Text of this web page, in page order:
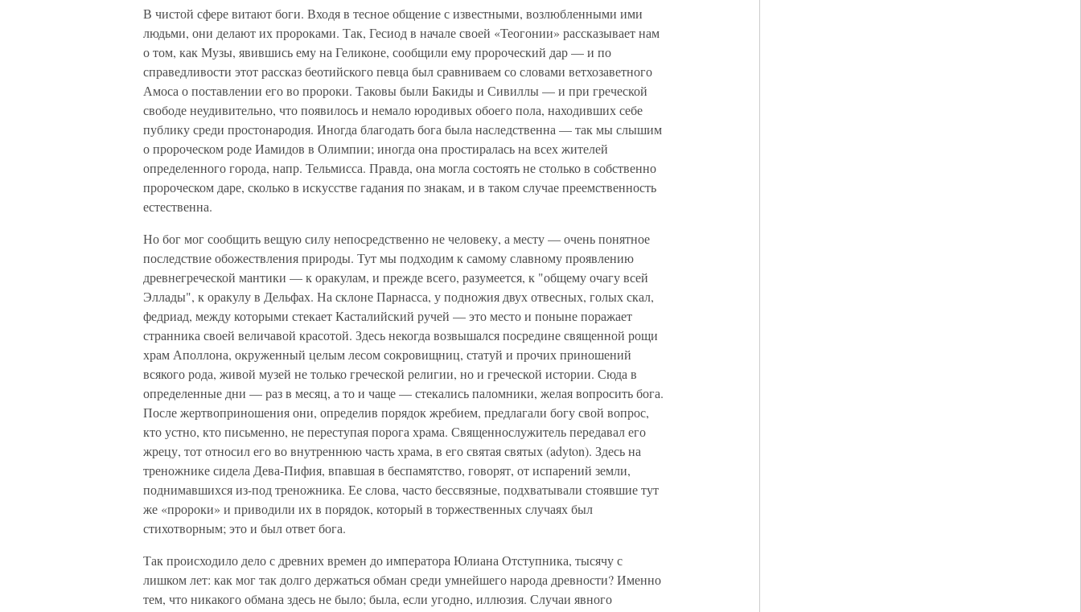
В чистой сфере витают боги. Входя в тесное общение с известными, возлюбленными ими
людьми, они делают их пророками. Так, Гесиод в начале своей «Теогонии» рассказывает нам
о том, как Музы, явившись ему на Геликоне, сообщили ему пророческий дар — и по
справедливости этот рассказ беотийского певца был сравниваем со словами ветхозаветного
Амоса о поставлении его во пророки. Таковы были Бакиды и Сивиллы — и при греческой
свободе неудивительно, что появилось и немало юродивых обоего пола, находивших себе
публику среди простонародия. Иногда благодать бога была наследственна — так мы слышим
о пророческом роде Иамидов в Олимпии; иногда она простиралась на всех жителей
определенного города, напр. Тельмисса. Правда, она могла состоять не столько в собственно
пророческом даре, сколько в искусстве гадания по знакам, и в таком случае преемственность
естественна.
Но бог мог сообщить вещую силу непосредственно не человеку, а месту — очень понятное
последствие обожествления природы. Тут мы подходим к самому славному проявлению
древнегреческой мантики — к оракулам, и прежде всего, разумеется, к "общему очагу всей
Эллады", к оракулу в Дельфах. На склоне Парнасса, у подножия двух отвесных, голых скал,
федриад, между которыми стекает Касталийский ручей — это место и поныне поражает
странника своей величавой красотой. Здесь некогда возвышался посредине священной рощи
храм Аполлона, окруженный целым лесом сокровищниц, статуй и прочих приношений
всякого рода, живой музей не только греческой религии, но и греческой истории. Сюда в
определенные дни — раз в месяц, а то и чаще — стекались паломники, желая вопросить бога.
После жертвоприношения они, определив порядок жребием, предлагали богу свой вопрос,
кто устно, кто письменно, не переступая порога храма. Священнослужитель передавал его
жрецу, тот относил его во внутреннюю часть храма, в его святая святых (adyton). Здесь на
треножнике сидела Дева-Пифия, впавшая в беспамятство, говорят, от испарений земли,
поднимавшихся из-под треножника. Ее слова, часто бессвязные, подхватывали стоявшие тут
же «пророки» и приводили их в порядок, который в торжественных случаях был
стихотворным; это и был ответ бога.
Так происходило дело с древних времен до императора Юлиана Отступника, тысячу с
лишком лет: как мог так долго держаться обман среди умнейшего народа древности? Именно
тем, что никакого обмана здесь не было; была, если угодно, иллюзия. Случаи явного